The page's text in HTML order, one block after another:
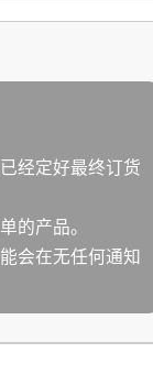
经定好最终订货
的产品。
会在无任何通知